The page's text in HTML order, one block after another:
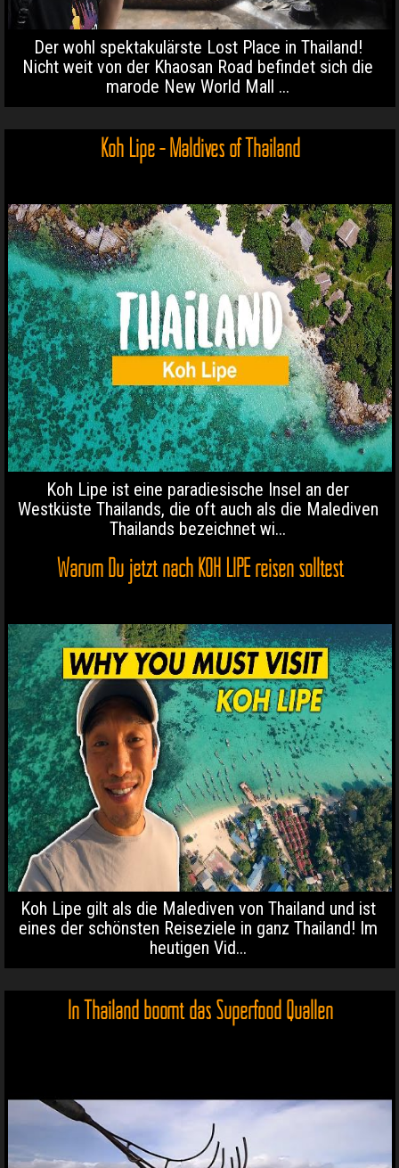
Der wohl spektakulärste Lost Place in Thailand!
Nicht weit von der Khaosan Road befindet sich die
marode New World Mall ...
Koh Lipe - Maldives of Thailand
Koh Lipe ist eine paradiesische Insel an der
Westküste Thailands, die oft auch als die Malediven
Thailands bezeichnet wi...
Warum Du jetzt nach KOH LIPE reisen solltest
Koh Lipe gilt als die Malediven von Thailand und ist
eines der schönsten Reiseziele in ganz Thailand! Im
heutigen Vid...
In Thailand boomt das Superfood Quallen